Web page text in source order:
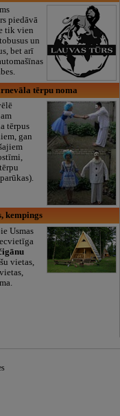
piedāvā
tik vien
un
bet arī
tērpu noma
tērpus
gan
kempings
Usmas
vietas,